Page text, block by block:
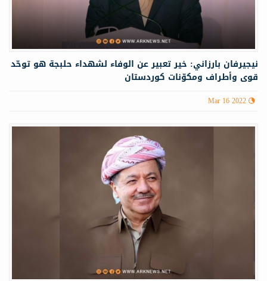
نيجيرفان بارزاني: خير تعبير عن الوفاء لشهداء حلبجة هو توحّد
قوى وأطراف ومكوّنات كوردستان
Mar 16 2022